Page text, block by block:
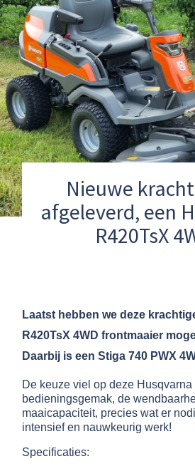
Nieuwe
afgeleverd, een
R420TsX
Laatst hebben we deze
R420TsX 4WD frontmaaier
Daarbij is een Stiga 740 PWX
De keuze viel op deze
bedieningsgemak, de
maaicapaciteit, precies wat er
intensief en nauwkeurig werk!
Specificaties: